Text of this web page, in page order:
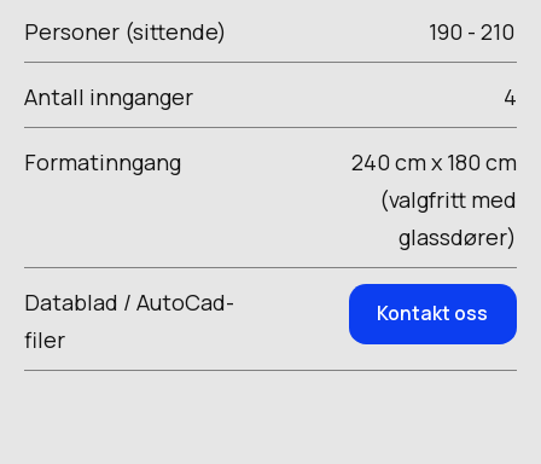
Personer (sittende) 190 - 210
Antall innganger 4
Formatinngang
240 cm x 180 cm
(valgfritt med
glassdører)
Datablad / AutoCad-
filer
Kontakt oss